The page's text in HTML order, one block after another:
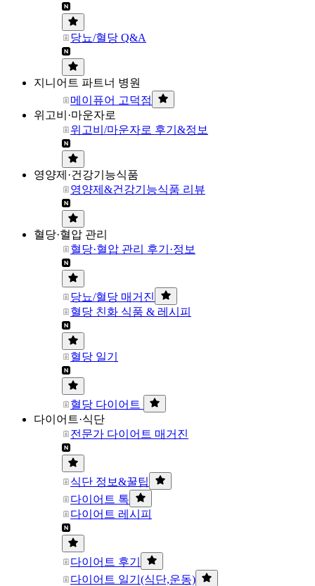
당뇨/혈당 Q&A
지니어트 파트너 병원
메이퓨어 고덕점
위고비·마운자로
위고비/마운자로 후기&정보
영양제·건강기능식품
영양제&건강기능식품 리뷰
혈당·혈압 관리
혈당·혈압 관리 후기·정보
당뇨/혈당 매거진
혈당 친화 식품 & 레시피
혈당 일기
혈당 다이어트
다이어트·식단
전문가 다이어트 매거진
식단 정보&꿀팁
다이어트 톡
다이어트 레시피
다이어트 후기
다이어트 일기(식단,운동)